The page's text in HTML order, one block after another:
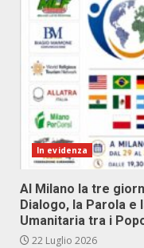
In evidenza
Al Milano la tre
Dialogo, la Parola e
Umanitaria tra i
22 Luglio 2026